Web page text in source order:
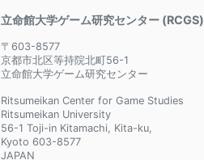
立命館大学ゲーム研究センター (RCGS)
〒603-8577
京都市北区等持院北町56-1
立命館大学ゲーム研究センター
Ritsumeikan Center for Game Studies
Ritsumeikan University
56-1 Toji-in Kitamachi, Kita-ku,
Kyoto 603-8577
JAPAN